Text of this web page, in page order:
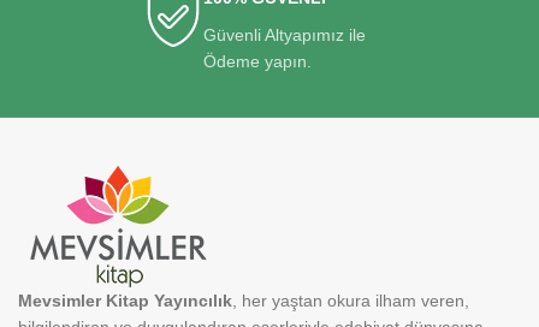
Güvenli Altyapımız ile
Ödeme yapın.
Mevsimler Kitap Yayıncılık , her yaştan okura ilham veren,